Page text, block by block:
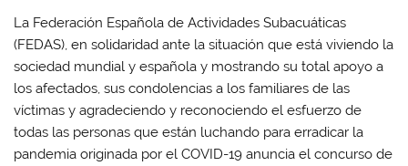
La Federación Española de Actividades Subacuáticas
(FEDAS), en solidaridad ante la situación que está viviendo la
sociedad mundial y española y mostrando su total apoyo a
los afectados, sus condolencias a los familiares de las
víctimas y agradeciendo y reconociendo el esfuerzo de
todas las personas que están luchando para erradicar la
pandemia originada por el COVID-19 anuncia el concurso de